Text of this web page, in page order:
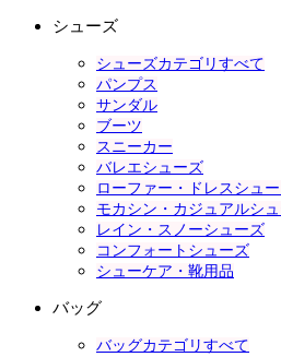
シューズ
シューズカテゴリすべて
パンプス
サンダル
ブーツ
スニーカー
バレエシューズ
ローファー・ドレスシュ
モカシン・カジュアルシ
レイン・スノーシューズ
コンフォートシューズ
シューケア・靴用品
バッグ
バッグカテゴリすべて